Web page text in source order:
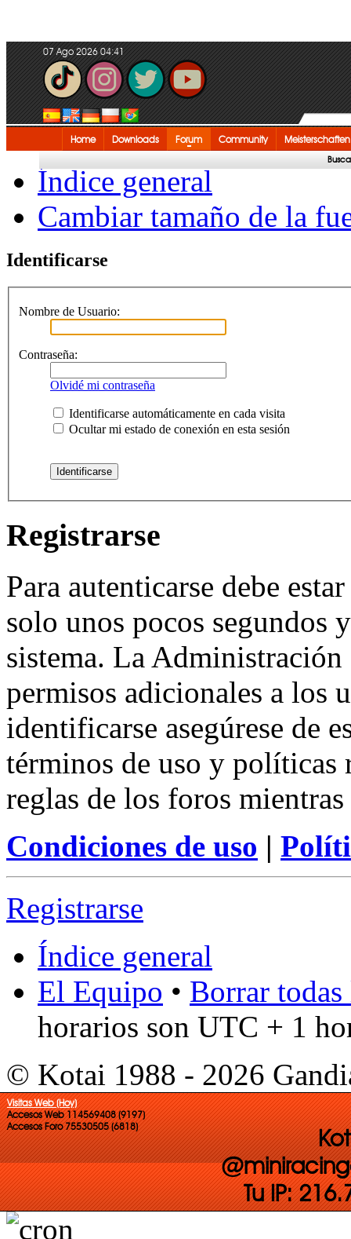
07 Ago 2026 04:41
Home Downloads Forum Community Meisterschaften
Índice general
Cambiar tamaño de la
Identificarse
Nombre de Usuario:
Contraseña:
Olvidé mi contraseña
Identificarse automáticamente en cada visita
Ocultar mi estado de conexión en esta sesión
Registrarse
Para autenticarse debe
solo unos pocos segundos
sistema. La
permisos adicionales a los
identificarse asegúrese de
términos de uso y políticas
reglas de los foros
Condiciones de uso |
Registrarse
Índice general
El Equipo • Borrar
horarios son UTC + 1
© Kotai 1988 - 2026
Visitas Web (Hoy)
Accesos Web 114569408 (9197)
Accesos Foro 75530505 (6818)
Tu IP: